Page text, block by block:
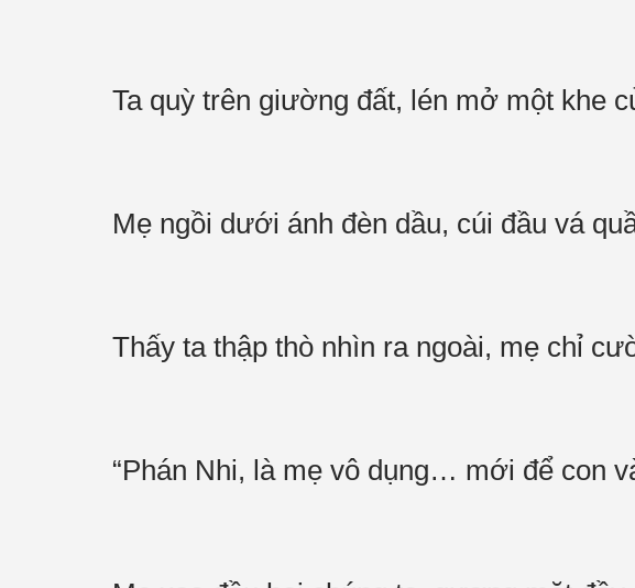
Ta quỳ trên giường đất, lén mở một khe
Mẹ ngồi dưới ánh đèn dầu, cúi đầu vá
Thấy ta thập thò nhìn ra ngoài, mẹ chỉ
“Phán Nhi, là mẹ vô dụng… mới để con